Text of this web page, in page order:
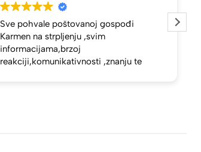
Sve pohvale poštovanoj gospođi
Karmen na strpljenju ,svim
informacijama,brzoj
reakciji,komunikativnosti ,znanju te